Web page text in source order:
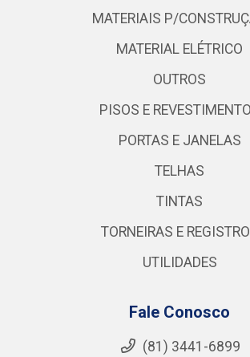
MATERIAIS P/
MATERIAL ELÉTRICO
OUTROS
PISOS E
PORTAS E JANELAS
TELHAS
TINTAS
TORNEIRAS E
UTILIDADES
Fale Conosco
(81) 3441-6899